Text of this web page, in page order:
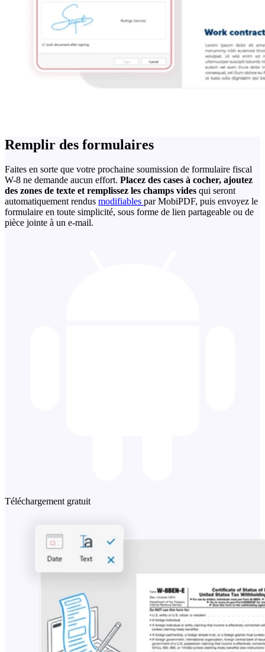
Remplir des formulaires
Faites en sorte que votre prochaine soumission de formulaire fiscal
W-8 ne demande aucun effort. Placez des cases à cocher, ajoutez
des zones de texte et remplissez les champs vides qui seront
automatiquement rendus modifiables par MobiPDF, puis envoyez le
formulaire en toute simplicité, sous forme de lien partageable ou de
pièce jointe à un e-mail.
Téléchargement gratuit